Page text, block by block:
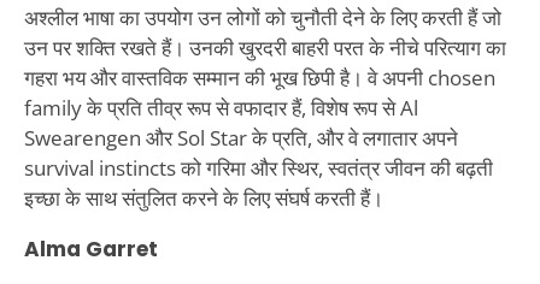
अश्लील भाषा का उपयोग उन लोगों को चुनौती देने के लिए करती हैं जो
उन पर शक्ति रखते हैं। उनकी खुरदरी बाहरी परत के नीचे परित्याग का
गहरा भय और वास्तविक सम्मान की भूख छिपी है। वे अपनी chosen
family के प्रति तीव्र रूप से वफादार हैं, विशेष रूप से Al
Swearengen और Sol Star के प्रति, और वे लगातार अपने
survival instincts को गरिमा और स्थिर, स्वतंत्र जीवन की बढ़ती
इच्छा के साथ संतुलित करने के लिए संघर्ष करती हैं।
Alma Garret